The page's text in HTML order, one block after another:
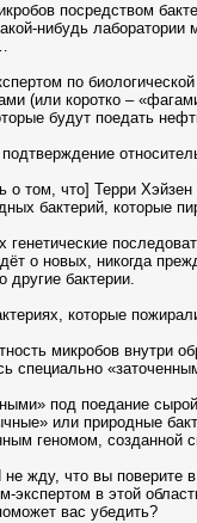
посредством
нибудь
по
(или коротко –
будут поедать
том, что] Терри
бактерий,
о новых, никогда
бактерии.
которые
микробов
специально
под поедание
или природные
геномом,
жду, что вы поверите
в этой
вас убедить?